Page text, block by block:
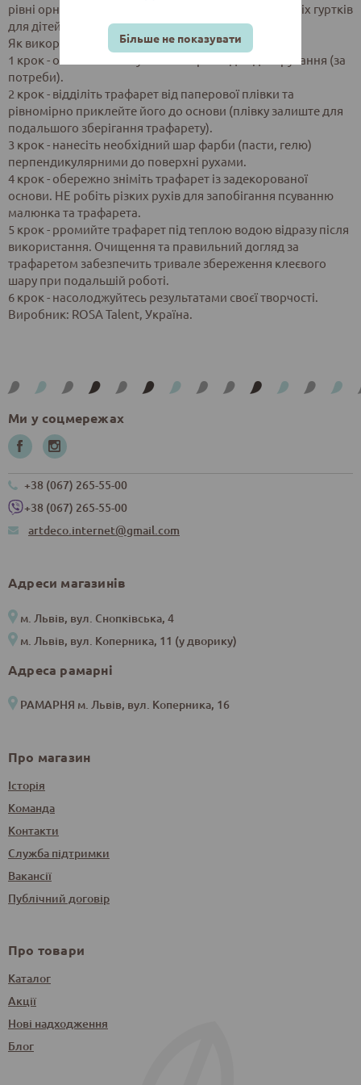
рівні орнаменти без досвіду, творчих студій і освітніх гуртків
для дітей.
Як використовувати:
1 крок - очистiть та висушiть поверхню для декорування (за
потреби).
2 крок - вiддiлiть трафарет вiд паперової плiвки та
рiвномiрно приклейте його до основи (плiвку залиште для
подальшого зберiгання трафарету).
3 крок - нанесiть необхiдний шар фарби (пасти, гелю)
перпендикулярними до поверхнi рухами.
4 крок - обережно знiмiть трафарет iз задекорованої
основи. НЕ робiть рiзких рухiв для запобiгання псуванню
малюнка та трафарета.
5 крок - рромийте трафарет пiд теплою водою вiдразу пiсля
використання. Очищення та правильний догляд за
трафаретом забезпечить тривале збереження клеєвого
шару при подальшiй роботi.
6 крок - насолоджуйтесь результатами своєї творчостi.
Виробник: ROSA Talent, Україна.
Ми у соцмережах
+38 (067) 265-55-00
+38 (067) 265-55-00
artdeco.internet@gmail.com
Адреси магазинів
м. Львів, вул. Снопківська, 4
м. Львів, вул. Коперника, 11 (у дворику)
Адреса рамарні
РАМАРНЯ м. Львів, вул. Коперника, 16
Про магазин
Історія
Команда
Контакти
Служба підтримки
Вакансії
Публічний договір
Про товари
Каталог
Акції
Нові надходження
Блог
Більше не показувати